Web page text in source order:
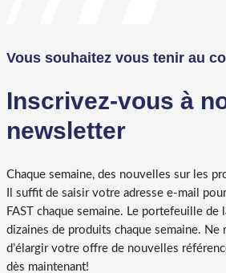
Vous souhaitez vous tenir au
Inscrivez-vous à
newsletter
Chaque semaine, des nouvelles sur les
Il suffit de saisir votre adresse e-mail
FAST chaque semaine. Le portefeuille de
dizaines de produits chaque semaine. Ne
d’élargir votre offre de nouvelles
dès maintenant!